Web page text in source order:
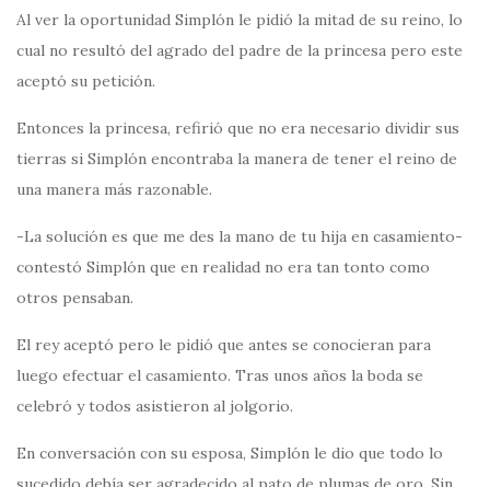
Al ver la oportunidad Simplón le pidió la mitad de su reino, lo
cual no resultó del agrado del padre de la princesa pero este
aceptó su petición.
Entonces la princesa, refirió que no era necesario dividir sus
tierras si Simplón encontraba la manera de tener el reino de
una manera más razonable.
-La solución es que me des la mano de tu hija en casamiento-
contestó Simplón que en realidad no era tan tonto como
otros pensaban.
El rey aceptó pero le pidió que antes se conocieran para
luego efectuar el casamiento. Tras unos años la boda se
celebró y todos asistieron al jolgorio.
En conversación con su esposa, Simplón le dio que todo lo